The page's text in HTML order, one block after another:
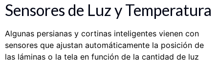
Sensores de Luz y Temperatura
Algunas persianas y cortinas inteligentes vienen con
sensores que ajustan automáticamente la posición de
las láminas o la tela en función de la cantidad de luz